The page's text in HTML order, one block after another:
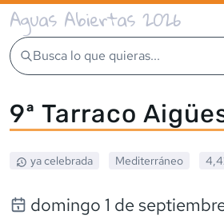
Aguas Abiertas 2026
Busca lo que quieras...
9ª Tarraco
ya celebrada Mediterráneo
domingo 1 de